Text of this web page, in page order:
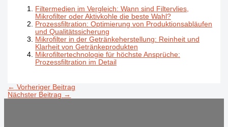
Filtermedien im Vergleich: Wann sind Filtervlies,
Mikrofilter oder Aktivkohle die beste Wahl?
Prozessfiltration: Optimierung von Produktionsabläufen
und Qualitätssicherung
Mikrofilter in der Getränkeherstellung: Reinheit und
Klarheit von Getränkeprodukten
Mikrofiltertechnologie für höchste Ansprüche:
Prozessfiltration im Detail
← Vorheriger Beitrag
Nächster Beitrag →